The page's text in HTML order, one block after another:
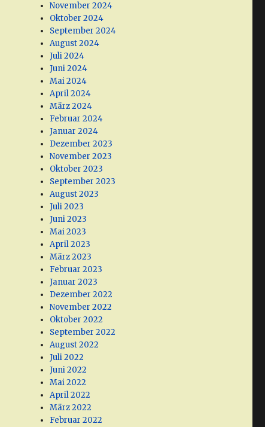
November 2024
Oktober 2024
September 2024
August 2024
Juli 2024
Juni 2024
Mai 2024
April 2024
März 2024
Februar 2024
Januar 2024
Dezember 2023
November 2023
Oktober 2023
September 2023
August 2023
Juli 2023
Juni 2023
Mai 2023
April 2023
März 2023
Februar 2023
Januar 2023
Dezember 2022
November 2022
Oktober 2022
September 2022
August 2022
Juli 2022
Juni 2022
Mai 2022
April 2022
März 2022
Februar 2022